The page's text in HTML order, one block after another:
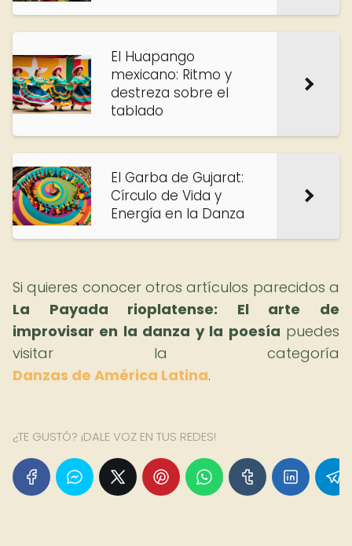
El Huapango
mexicano: Ritmo y
destreza sobre el
tablado
El Garba de Gujarat:
Círculo de Vida y
Energía en la Danza
Si quieres conocer otros artículos parecidos a
La Payada rioplatense: El arte de
improvisar en la danza y la poesía puedes
visitar la categoría
Danzas de América Latina.
¿TE GUSTÓ? ¡DALE VOZ EN TUS REDES!